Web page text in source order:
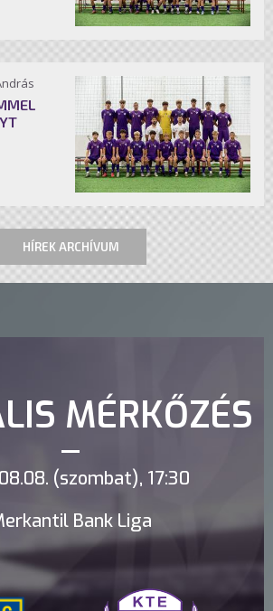
HÍREK ARCHÍVUM
MÉRKŐZÉS
(szombat), 17:30
Bank Liga